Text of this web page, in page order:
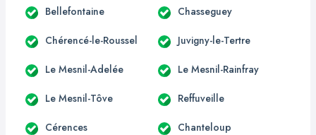
Bellefontaine Chasseguey
Chérencé-le-Roussel Juvigny-le-Tertre
Le Mesnil-Adelée Le Mesnil-Rainfray
Le Mesnil-Tôve Reffuveille
Cérences Chanteloup